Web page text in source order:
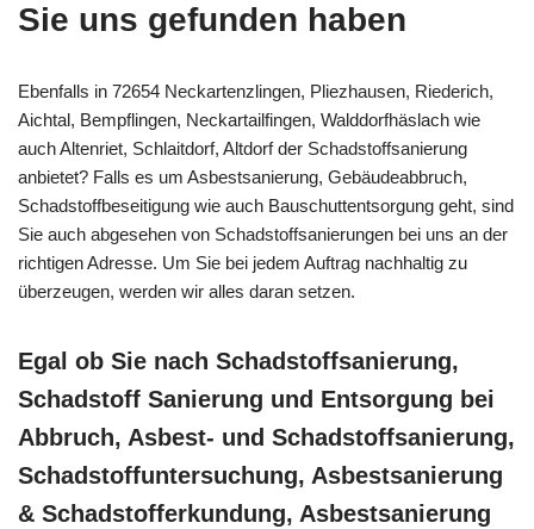
Sie uns gefunden haben
Ebenfalls in 72654 Neckartenzlingen, Pliezhausen, Riederich,
Aichtal, Bempflingen, Neckartailfingen, Walddorfhäslach wie
auch Altenriet, Schlaitdorf, Altdorf der Schadstoffsanierung
anbietet? Falls es um Asbestsanierung, Gebäudeabbruch,
Schadstoffbeseitigung wie auch Bauschuttentsorgung geht, sind
Sie auch abgesehen von Schadstoffsanierungen bei uns an der
richtigen Adresse. Um Sie bei jedem Auftrag nachhaltig zu
überzeugen, werden wir alles daran setzen.
Egal ob Sie nach Schadstoffsanierung,
Schadstoff Sanierung und Entsorgung bei
Abbruch, Asbest- und Schadstoffsanierung,
Schadstoffuntersuchung, Asbestsanierung
& Schadstofferkundung, Asbestsanierung